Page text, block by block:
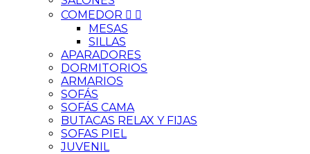
COMEDOR  
MESAS
SILLAS
APARADORES
DORMITORIOS
ARMARIOS
SOFÁS
SOFÁS CAMA
BUTACAS RELAX Y FIJAS
SOFAS PIEL
JUVENIL